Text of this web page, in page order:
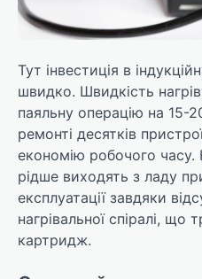
Тут інвестиція в
швидко. Швидкість
паяльну операцію на 15-
ремонті десятків
економію робочого часу.
рідше виходять з ладу
експлуатації завдяки
нагрівальної спіралі,
картридж.